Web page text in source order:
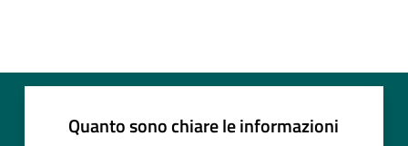
Quanto sono chiare le informazioni